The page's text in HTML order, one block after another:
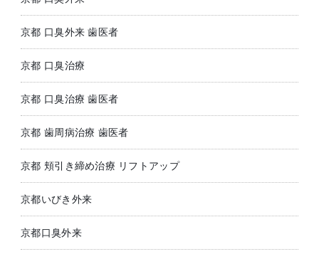
京都 口臭外来 歯医者
京都 口臭治療
京都 口臭治療 歯医者
京都 歯周病治療 歯医者
京都 頬引き締め治療 リフトアップ
京都いびき外来
京都口臭外来